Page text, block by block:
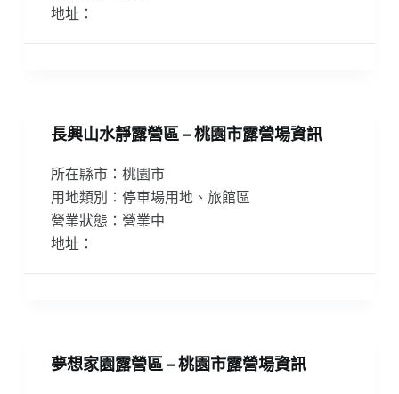
地址：
長興山水靜露營區 – 桃園市露營場資訊
所在縣市：桃園市
用地類別：停車場用地、旅館區
營業狀態：營業中
地址：
夢想家園露營區 – 桃園市露營場資訊